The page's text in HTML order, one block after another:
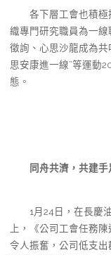
各下層工會也積極
織專門研究職員為一
徵詢、心思沙龍成為共
思安康進一線”等運動
態。
同舟共濟，共建手
1月24日，在長慶油
上，《公司工會任務
令人振奮，公司低支